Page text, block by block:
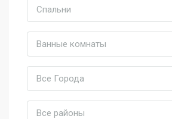
Спальни
Ванные комнаты
Все Города
Все районы